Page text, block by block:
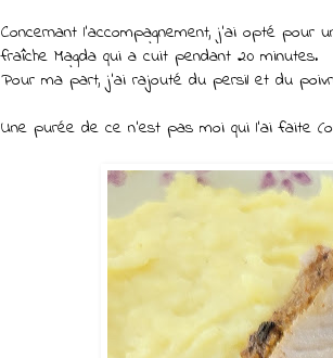
Concernant l'accompagnement, j'ai opté pour
fraîche Magda qui a cuit pendant 20 minutes.
Pour ma part, j'ai rajouté du persil et du
Une purée de ce n'est pas moi qui l'ai faite